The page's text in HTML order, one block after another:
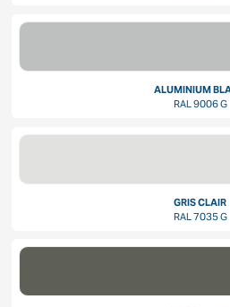
ALUMINIUM
RAL 9006 G
GRIS CLAIR
RAL 7035 G